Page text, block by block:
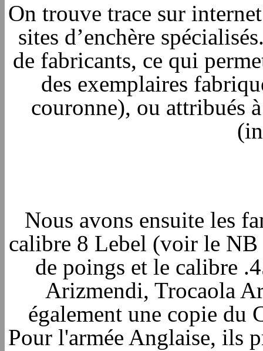
On trouve trace sur
sites d’enchère
de fabricants, ce qui
des exemplaires
couronne), ou attribués
Nous avons ensuite les
calibre 8 Lebel (voir le NB
de poings et le calibre
Arizmendi, Trocaola
également une copie
Pour l'armée Anglaise, ils